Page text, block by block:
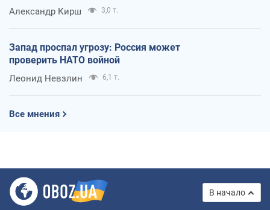
Александр Кирш 3,0 т.
Запад проспал угрозу: Россия может
проверить НАТО войной
Леонид Невзлин 6,1 т.
Все мнения
В начало